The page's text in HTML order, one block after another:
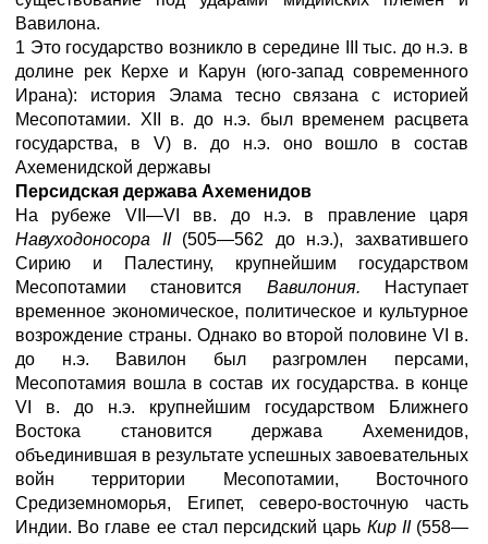
Вавилона.
1 Это государство возникло в середине III тыс. до н.э. в
долине рек Керхе и Карун (юго-запад современного
Ирана): история Элама тесно связана с историей
Месопотамии. XII в. до н.э. был временем расцвета
государства, в V) в. до н.э. оно вошло в состав
Ахеменидской державы
Персидская держава Ахеменидов
На рубеже VII—VI вв. до н.э. в правление царя
Навуходоносора II (505—562 до н.э.), захватившего
Сирию и Палестину, крупнейшим государством
Месопотамии становится Вавилония.
Наступает
временное экономическое, политическое и культурное
возрождение страны. Однако во второй половине VI в.
до н.э. Вавилон был разгромлен персами,
Месопотамия вошла в состав их государства. в конце
VI в. до н.э. крупнейшим государством Ближнего
Востока становится держава Ахеменидов,
объединившая в результате успешных завоевательных
войн территории Месопотамии, Восточного
Средиземноморья, Египет, северо-восточную часть
Индии. Во главе ее стал персидский царь Кир II (558—